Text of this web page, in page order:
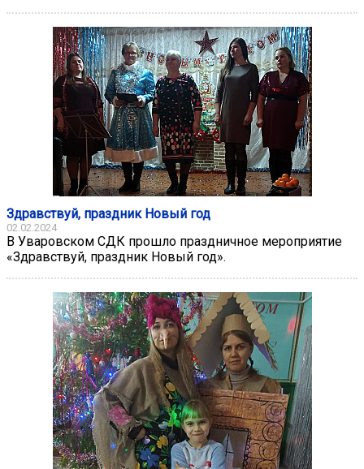
Здравствуй, праздник Новый год
02.02.2024
В Уваровском СДК прошло праздничное мероприятие
«Здравствуй, праздник Новый год».